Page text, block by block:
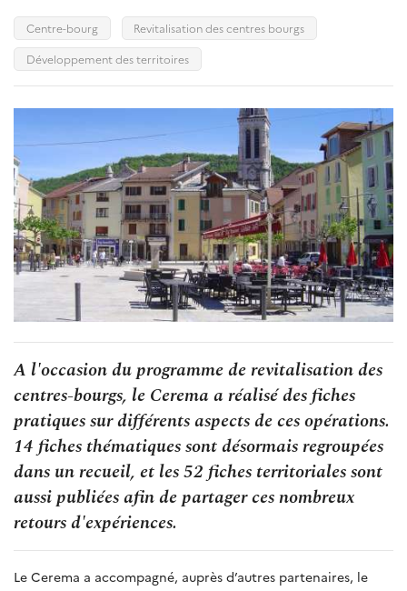
Centre-bourg
Revitalisation des centres bourgs
Développement des territoires
A l'occasion du programme de revitalisation des
centres-bourgs, le Cerema a réalisé des fiches
pratiques sur différents aspects de ces opérations.
14 fiches thématiques sont désormais regroupées
dans un recueil, et les 52 fiches territoriales sont
aussi publiées afin de partager ces nombreux
retours d'expériences.
Le Cerema a accompagné, auprès d’autres partenaires, le